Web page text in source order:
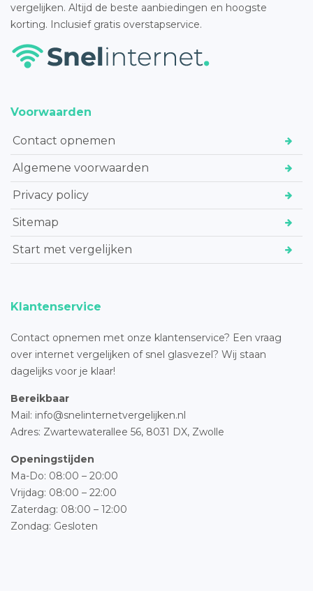
vergelijken. Altijd de beste aanbiedingen en hoogste
korting. Inclusief gratis overstapservice.
Voorwaarden
Contact opnemen
Algemene voorwaarden
Privacy policy
Sitemap
Start met vergelijken
Klantenservice
Contact opnemen met onze klantenservice? Een vraag
over internet vergelijken of snel glasvezel? Wij staan
dagelijks voor je klaar!
Bereikbaar
Mail: info@snelinternetvergelijken.nl
Adres: Zwartewaterallee 56, 8031 DX, Zwolle
Openingstijden
Ma-Do: 08:00 – 20:00
Vrijdag: 08:00 – 22:00
Zaterdag: 08:00 – 12:00
Zondag: Gesloten